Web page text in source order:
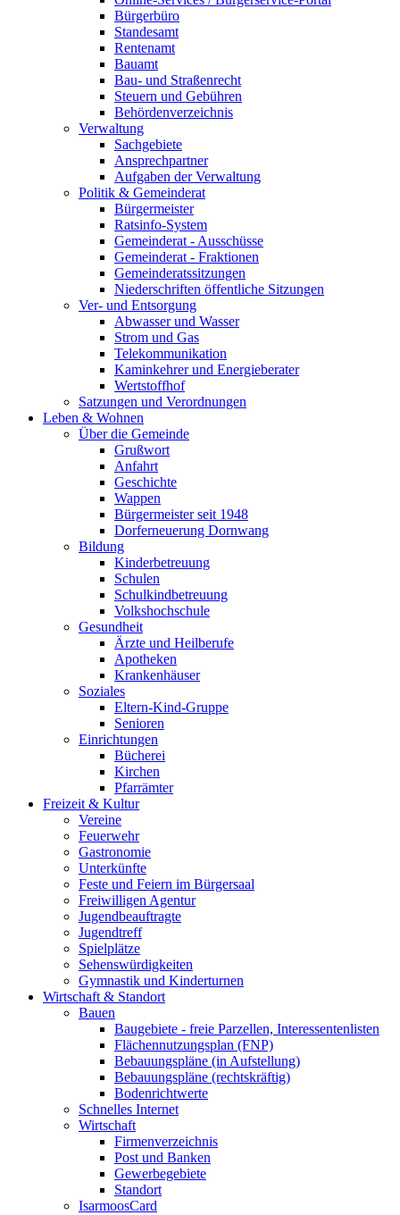
Bürgerbüro
Standesamt
Rentenamt
Bauamt
Bau- und Straßenrecht
Steuern und Gebühren
Behördenverzeichnis
Verwaltung
Sachgebiete
Ansprechpartner
Aufgaben der Verwaltung
Politik & Gemeinderat
Bürgermeister
Ratsinfo-System
Gemeinderat - Ausschüsse
Gemeinderat - Fraktionen
Gemeinderatssitzungen
Niederschriften öffentliche Sitzungen
Ver- und Entsorgung
Abwasser und Wasser
Strom und Gas
Telekommunikation
Kaminkehrer und Energieberater
Wertstoffhof
Satzungen und Verordnungen
Leben & Wohnen
Über die Gemeinde
Grußwort
Anfahrt
Geschichte
Wappen
Bürgermeister seit 1948
Dorferneuerung Dornwang
Bildung
Kinderbetreuung
Schulen
Schulkindbetreuung
Volkshochschule
Gesundheit
Ärzte und Heilberufe
Apotheken
Krankenhäuser
Soziales
Eltern-Kind-Gruppe
Senioren
Einrichtungen
Bücherei
Kirchen
Pfarrämter
Freizeit & Kultur
Vereine
Feuerwehr
Gastronomie
Unterkünfte
Feste und Feiern im Bürgersaal
Freiwilligen Agentur
Jugendbeauftragte
Jugendtreff
Spielplätze
Sehenswürdigkeiten
Gymnastik und Kinderturnen
Wirtschaft & Standort
Bauen
Baugebiete - freie Parzellen, Interessentenlisten
Flächennutzungsplan (FNP)
Bebauungspläne (in Aufstellung)
Bebauungspläne (rechtskräftig)
Bodenrichtwerte
Schnelles Internet
Wirtschaft
Firmenverzeichnis
Post und Banken
Gewerbegebiete
Standort
IsarmoosCard